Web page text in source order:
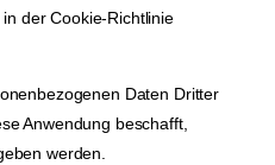
der Cookie-Richtlinie
Daten Dritter
Anwendung beschafft,
werden.